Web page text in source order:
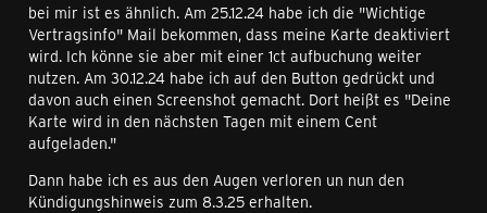
bei mir ist es ähnlich. Am 25.12.24 habe ich die "Wichtige
Vertragsinfo" Mail bekommen, dass meine Karte deaktiviert
wird. Ich könne sie aber mit einer 1ct aufbuchung weiter
nutzen. Am 30.12.24 habe ich auf den Button gedrückt und
davon auch einen Screenshot gemacht. Dort heißt es "Deine
Karte wird in den nächsten Tagen mit einem Cent
aufgeladen."
Dann habe ich es aus den Augen verloren un nun den
Kündigungshinweis zum 8.3.25 erhalten.